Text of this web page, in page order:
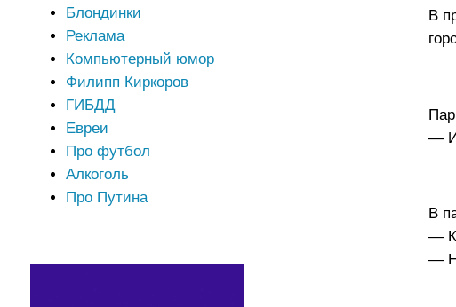
Блондинки
Реклама
Компьютерный юмор
Филипп Киркоров
ГИБДД
Евреи
Про футбол
Алкоголь
Про Путина
В
—
В
—
—